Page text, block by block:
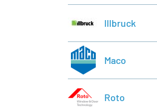
lllbruck
Maco
Roto